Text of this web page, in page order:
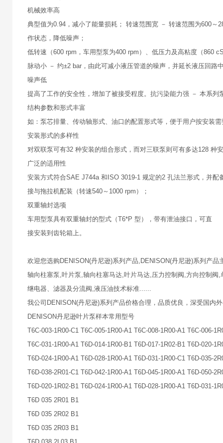
机械效率高
典型值为0.94，减小了能量损耗； 转速范围宽 － 转速范围为600
作状态，降低噪声；
低转速（600 rpm，车用型泵为400 rpm）、低压力及高粘度（860
脉动小 － 约±2 bar，由此可减小液压管道的噪声，并延长液压回路
噪声低
提高了工作的安全性，增加了被接受程度。抗污染能力强 － 本系
结构参数和形式丰富
如：泵芯排量、传动轴形式、油口的配置形式等，便于用户按安装
安装形式的多样性
对双联泵可有32 种安装的组合形式，而对三联泵则可有多达128 种
广泛的适用性
安装方式符合SAE J744a 和ISO 3019-1 规定的2 孔法兰形式，并
接与拖拉机配装（转速540～1000 rpm）；
双重轴封选项
车用型泵具有双重轴封的型式（T6*P 型），带有泄油接口，可直
接安装到齿轮箱上。
欢迎您选购DENISON(丹尼逊)系列产品,DENISON(丹尼逊)系列产品
轴向柱塞泵,叶片泵,轴向柱塞马达,叶片马达,压力控制阀,方向控制
继电器、滤器及分流阀,液压油技术标准......
我公司DENISON(丹尼逊)系列产品价格合理，品质优良，深受国内
DENISON丹尼逊叶片泵样本常用型号
T6C-003-1R00-C1 T6C-005-1R00-A1 T6C-008-1R00-A1 T6C-006-
T6C-031-1R00-A1 T6D-014-1R00-B1 T6D-017-1R02-B1 T6D-020-
T6D-024-1R00-A1 T6D-028-1R00-A1 T6D-031-1R00-C1 T6D-035-
T6D-038-2R01-C1 T6D-042-1R00-A1 T6D-045-1R00-A1 T6D-050-
T6D-020-1R02-B1 T6D-024-1R00-A1 T6D-028-1R00-A1 T6D-031-
T6D 035 2R01 B1
T6D 035 2R02 B1
T6D 035 2R03 B1